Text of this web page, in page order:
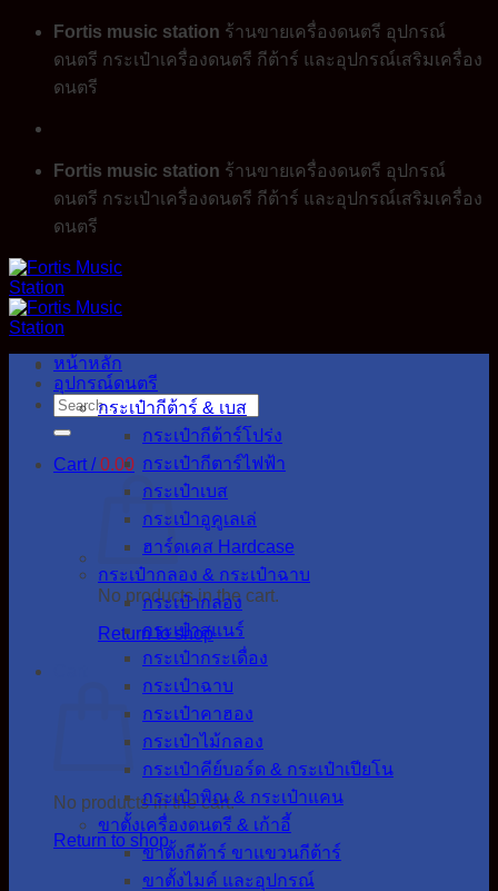
Skip
content
Fortis music station ร้านขายเครื่องดนตรี อุปกรณ์
ดนตรี กระเป๋าเครื่องดนตรี กีต้าร์ และอุปกรณ์เสริมเครื่อง
ดนตรี
Fortis music station ร้านขายเครื่องดนตรี อุปกรณ์
ดนตรี กระเป๋าเครื่องดนตรี กีต้าร์ และอุปกรณ์เสริมเครื่อง
ดนตรี
Search
for:
Cart /0.00
No products in the cart.
Return to shop
No products in the cart.
Return to shop
หน้าหลัก
อุปกรณ์ดนตรี
กระเป๋ากีต้าร์ & เบส
กระเป๋ากีต้าร์โปร่ง
กระเป๋ากีตาร์ไฟฟ้า
กระเป๋าเบส
กระเป๋าอูคูเลเล่
ฮาร์ดเคส Hardcase
กระเป๋ากลอง & กระเป๋าฉาบ
กระเป๋ากลอง
กระเป๋าสแนร์
กระเป๋ากระเดื่อง
กระเป๋าฉาบ
กระเป๋าคาฮอง
กระเป๋าไม้กลอง
กระเป๋าคีย์บอร์ด & กระเป๋าเปียโน
กระเป๋าพิณ & กระเป๋าแคน
ขาตั้งเครื่องดนตรี & เก้าอี้
ขาตั้งกีต้าร์ ขาแขวนกีต้าร์
ขาตั้งไมค์ และอุปกรณ์